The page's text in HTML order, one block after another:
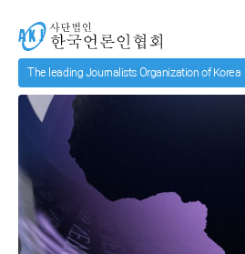
사단법인 한국언론인협회